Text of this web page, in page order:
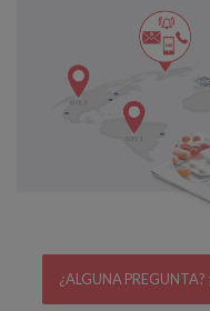
¿ALGUNA